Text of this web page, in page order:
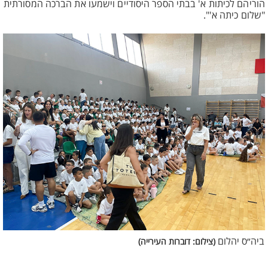
הוריהם לכיתות א' בבתי הספר היסודיים וישמעו את הברכה המסורתית
"שלום כיתה א'".
ביה״ס יהלום (צילום: דוברות העירייה)